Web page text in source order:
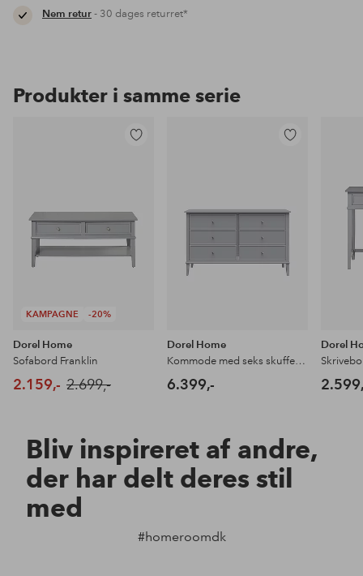
Nem retur- 30 dages returret*
Produkter i samme serie
KAMPAGNE -20%
Dorel Home
Sofabord Franklin
2.159,- 2.699,-
Dorel Home
Kommode med seks skuffer Franklin
6.399,-
Dorel
Bliv inspireret af andre,
der har delt deres stil
med
#homeroomdk